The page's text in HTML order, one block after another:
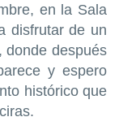
en la Sala
disfrutar de un
donde después
y espero
histórico que